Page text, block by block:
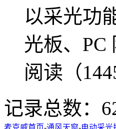
以采光功
光板、PC
阅读（
记录总数：